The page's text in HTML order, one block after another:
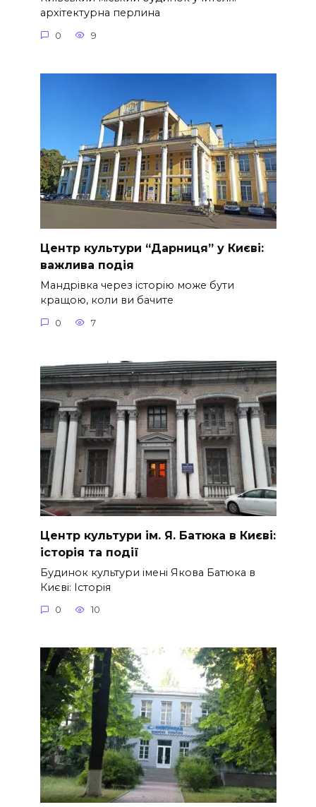
архітектурна перлина
0 9
Центр культури “Дарниця” у Києві:
важлива подія
Мандрівка через історію може бути
кращою, коли ви бачите
0 7
Центр культури ім. Я. Батюка в Києві:
історія та події
Будинок культури імені Якова Батюка в
Києві: Історія
0 10